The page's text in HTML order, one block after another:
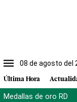
08 de agosto del
Última Hora
Medallas de oro RD